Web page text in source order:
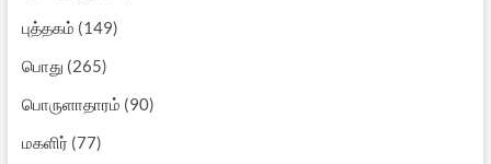
புத்தகம் (149)
பொது (265)
பொருளாதாரம் (90)
மகளிர் (77)